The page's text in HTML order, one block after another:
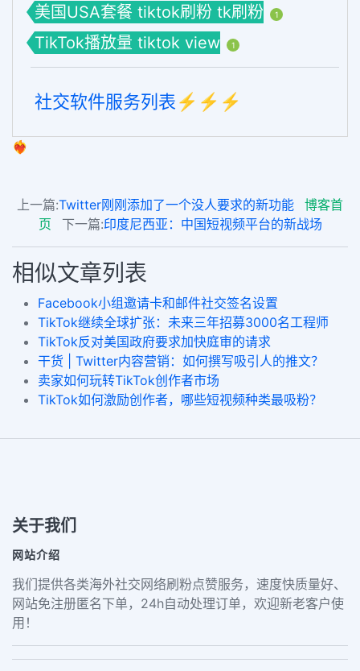
美国USA套餐 tiktok刷粉 tk刷粉 1
TikTok播放量 tiktok view 1
社交软件服务列表⚡️⚡️⚡️
❤️‍🔥
上一篇:Twitter刚刚添加了一个没人要求的新功能
博客首
页
下一篇:印度尼西亚：中国短视频平台的新战场
相似文章列表
Facebook小组邀请卡和邮件社交签名设置
TikTok继续全球扩张：未来三年招募3000名工程师
TikTok反对美国政府要求加快庭审的请求
干货 | Twitter内容营销：如何撰写吸引人的推文？
卖家如何玩转TikTok创作者市场
TikTok如何激励创作者，哪些短视频种类最吸粉？
关于我们
网站介绍
我们提供各类海外社交网络刷粉点赞服务，速度快质量好、
网站免注册匿名下单，24h自动处理订单，欢迎新老客户使
用！